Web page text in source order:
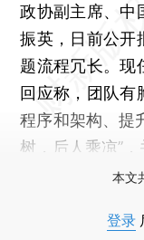
政协副主席、中
振英，日前公开
题流程冗长。现
回应称，团队有
程序和架构、提
树，后人乘凉”，
本文
登录